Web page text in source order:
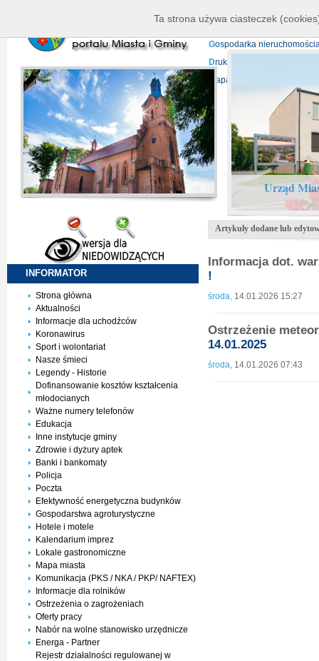
P
rojekty europejskie
Gospodarka
Druki do pobrania
Mapa serwisu
Urząd
INFORMATOR
Strona główna
Aktualności
Informacje dla uchodźców
Koronawirus
Sport i wolontariat
Nasze śmieci
Legendy - Historie
Dofinansowanie kosztów kształcenia
młodocianych
Ważne numery telefonów
Edukacja
Inne instytucje gminy
Zdrowie i dyżury aptek
Banki i bankomaty
Policja
Poczta
Efektywność energetyczna budynków
Gospodarstwa agroturystyczne
Hotele i motele
Kalendarium imprez
Lokale gastronomiczne
Mapa miasta
Komunikacja (PKS / NKA / PKP/ NAFTEX)
Informacje dla rolników
Ostrzeżenia o zagrożeniach
Oferty pracy
Nabór na wolne stanowisko urzędnicze
Energa - Partner
Rejestr działalności regulowanej w
Artykuły dodane lub
Informacja dot.
!
środa, 14.01.2026 15:27
Ostrzeżenie
14.01.2025
środa, 14.01.2026 07:43
Ta strona używa ciasteczek